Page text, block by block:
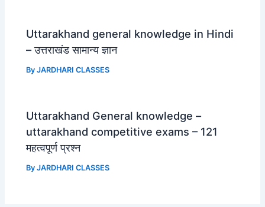
Uttarakhand general knowledge in Hindi
– उत्तराखंड सामान्य ज्ञान
ByJARDHARI CLASSES
Uttarakhand General knowledge –
uttarakhand competitive exams – 121
महत्वपूर्ण प्रश्न
ByJARDHARI CLASSES